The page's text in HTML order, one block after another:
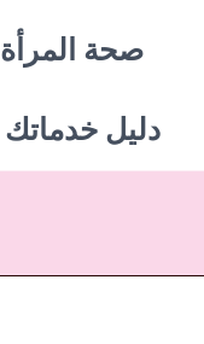
صحة المرأة
دليل خدماتك